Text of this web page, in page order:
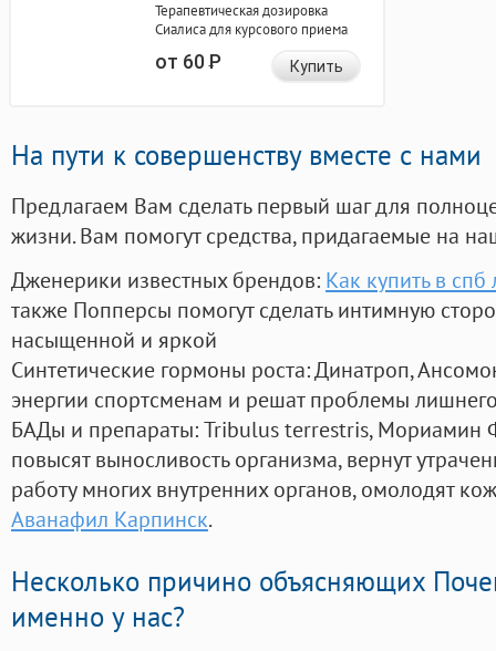
Терапевтическая дозировка
Сиалиса для курсового приема
от 60Р Купить
На пути к совершенству вместе с нами
Предлагаем Вам сделать первый шаг для
жизни. Вам помогут средства, придагаемые на
Дженерики известных брендов: Как купить в спб
также Попперсы помогут сделать интимную
насыщенной и яркой
Синтетические гормоны роста: Динатроп,
энергии спортсменам и решат проблемы
БАДы и препараты:Tribulus terrestris, Мориамин
повысят выносливость организма, вернут
работу многих внутренних органов, омолодят
Аванафил Карпинск.
Несколько причино объясняющих
именно у нас?